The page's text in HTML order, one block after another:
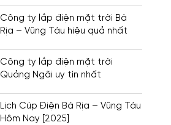
Công ty lắp điện mặt trời Bà
Rịa – Vũng Tàu hiệu quả nhất
Công ty lắp điện mặt trời
Quảng Ngãi uy tín nhất
Lịch Cúp Điện Bà Rịa – Vũng Tàu
Hôm Nay [2025]